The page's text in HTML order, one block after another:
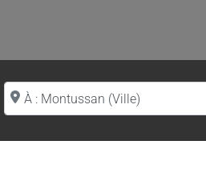
Proche de (ville ou région)